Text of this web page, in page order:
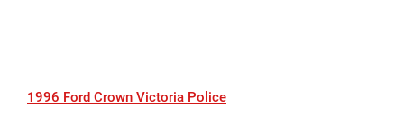
1996 Ford Crown Victoria Police